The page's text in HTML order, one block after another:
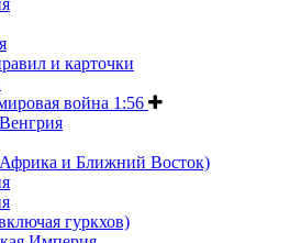
и карточки
война 1:56
и Ближний Восток)
гуркхов)